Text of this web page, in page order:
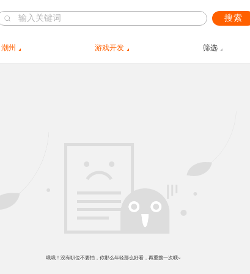
搜索
潮州 游戏开发 筛选
哦哦！没有职位不要怕，你那么年轻那么好看，再重搜一次呗~